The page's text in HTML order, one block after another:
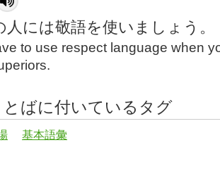
人には敬語を使いましょう。
to use respect language when
とばに付いているタグ
基本語彙